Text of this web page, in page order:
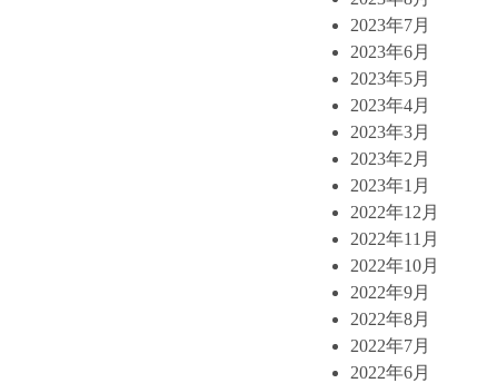
2023年7月
2023年6月
2023年5月
2023年4月
2023年3月
2023年2月
2023年1月
2022年12月
2022年11月
2022年10月
2022年9月
2022年8月
2022年7月
2022年6月